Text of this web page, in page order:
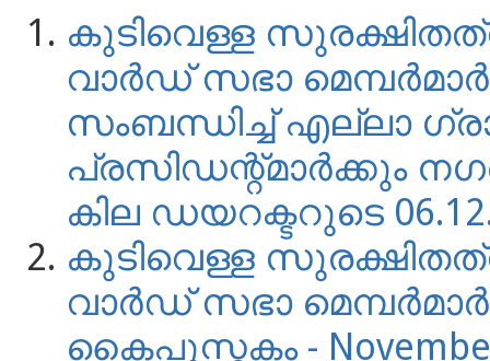
കുടിവെള്ള
വാര്‍ഡ് സഭാ
സംബന്ധിച്ച് എല്ലാ
പ്രസിഡന്റ്‌മാര്‍ക്കും
കില ഡയറക്ടറുടെ
കുടിവെള്ള
വാര്‍ഡ് സഭാ
കൈപുസ്ടകം -